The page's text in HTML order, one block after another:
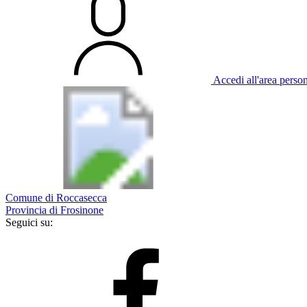
Accedi all'area
Comune di Roccasecca
Provincia di Frosinone
Seguici su: